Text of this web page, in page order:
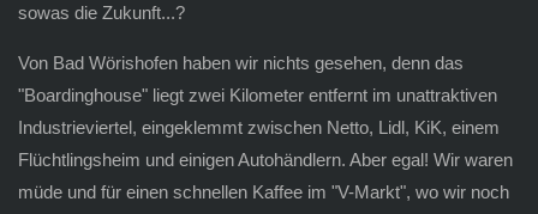
sowas die Zukunft...?
Von Bad Wörishofen haben wir nichts gesehen, denn das
"Boardinghouse" liegt zwei Kilometer entfernt im unattraktiven
Industrieviertel, eingeklemmt zwischen Netto, Lidl, KiK, einem
Flüchtlingsheim und einigen Autohändlern. Aber egal! Wir waren
müde und für einen schnellen Kaffee im "V-Markt", wo wir noch